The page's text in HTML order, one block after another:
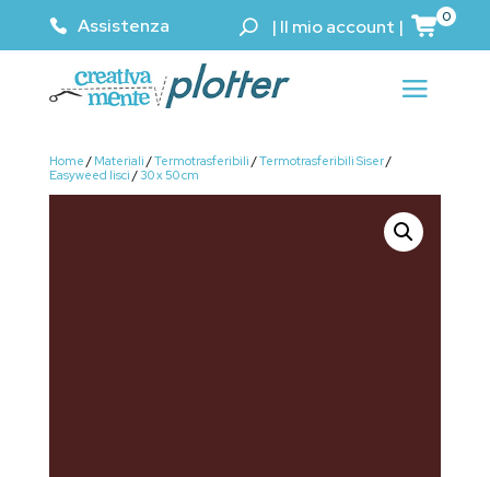
Assistenza | Il mio account | 0
Home / Materiali /Termotrasferibili /Termotrasferibili Siser/
Easyweed lisci / 30 x 50 cm